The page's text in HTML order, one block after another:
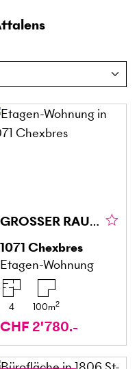
GROSSER RAUM, SEHR VIEL CHARME
1071 Chexbres
Etagen-Wohnung
4 100m2
CHF 2'780.-